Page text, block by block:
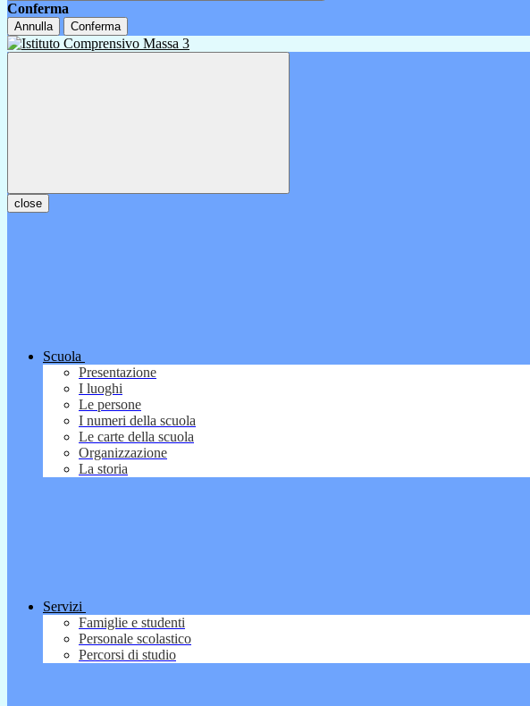
Conferma
Annulla Conferma
close
Scuola
Presentazione
I luoghi
Le persone
I numeri della scuola
Le carte della scuola
Organizzazione
La storia
Servizi
Famiglie e studenti
Personale scolastico
Percorsi di studio